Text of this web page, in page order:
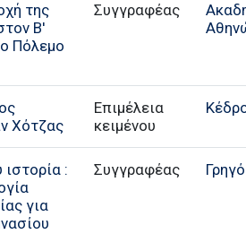
της
Β'
Πόλεμο
Συγγραφέας
Χότζας
Επιμέλεια
κειμένου
:
για
Συγγραφέας